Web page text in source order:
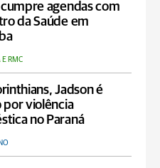
cumpre agendas com
da Saúde em
E RMC
Jadson é
por violência
no Paraná